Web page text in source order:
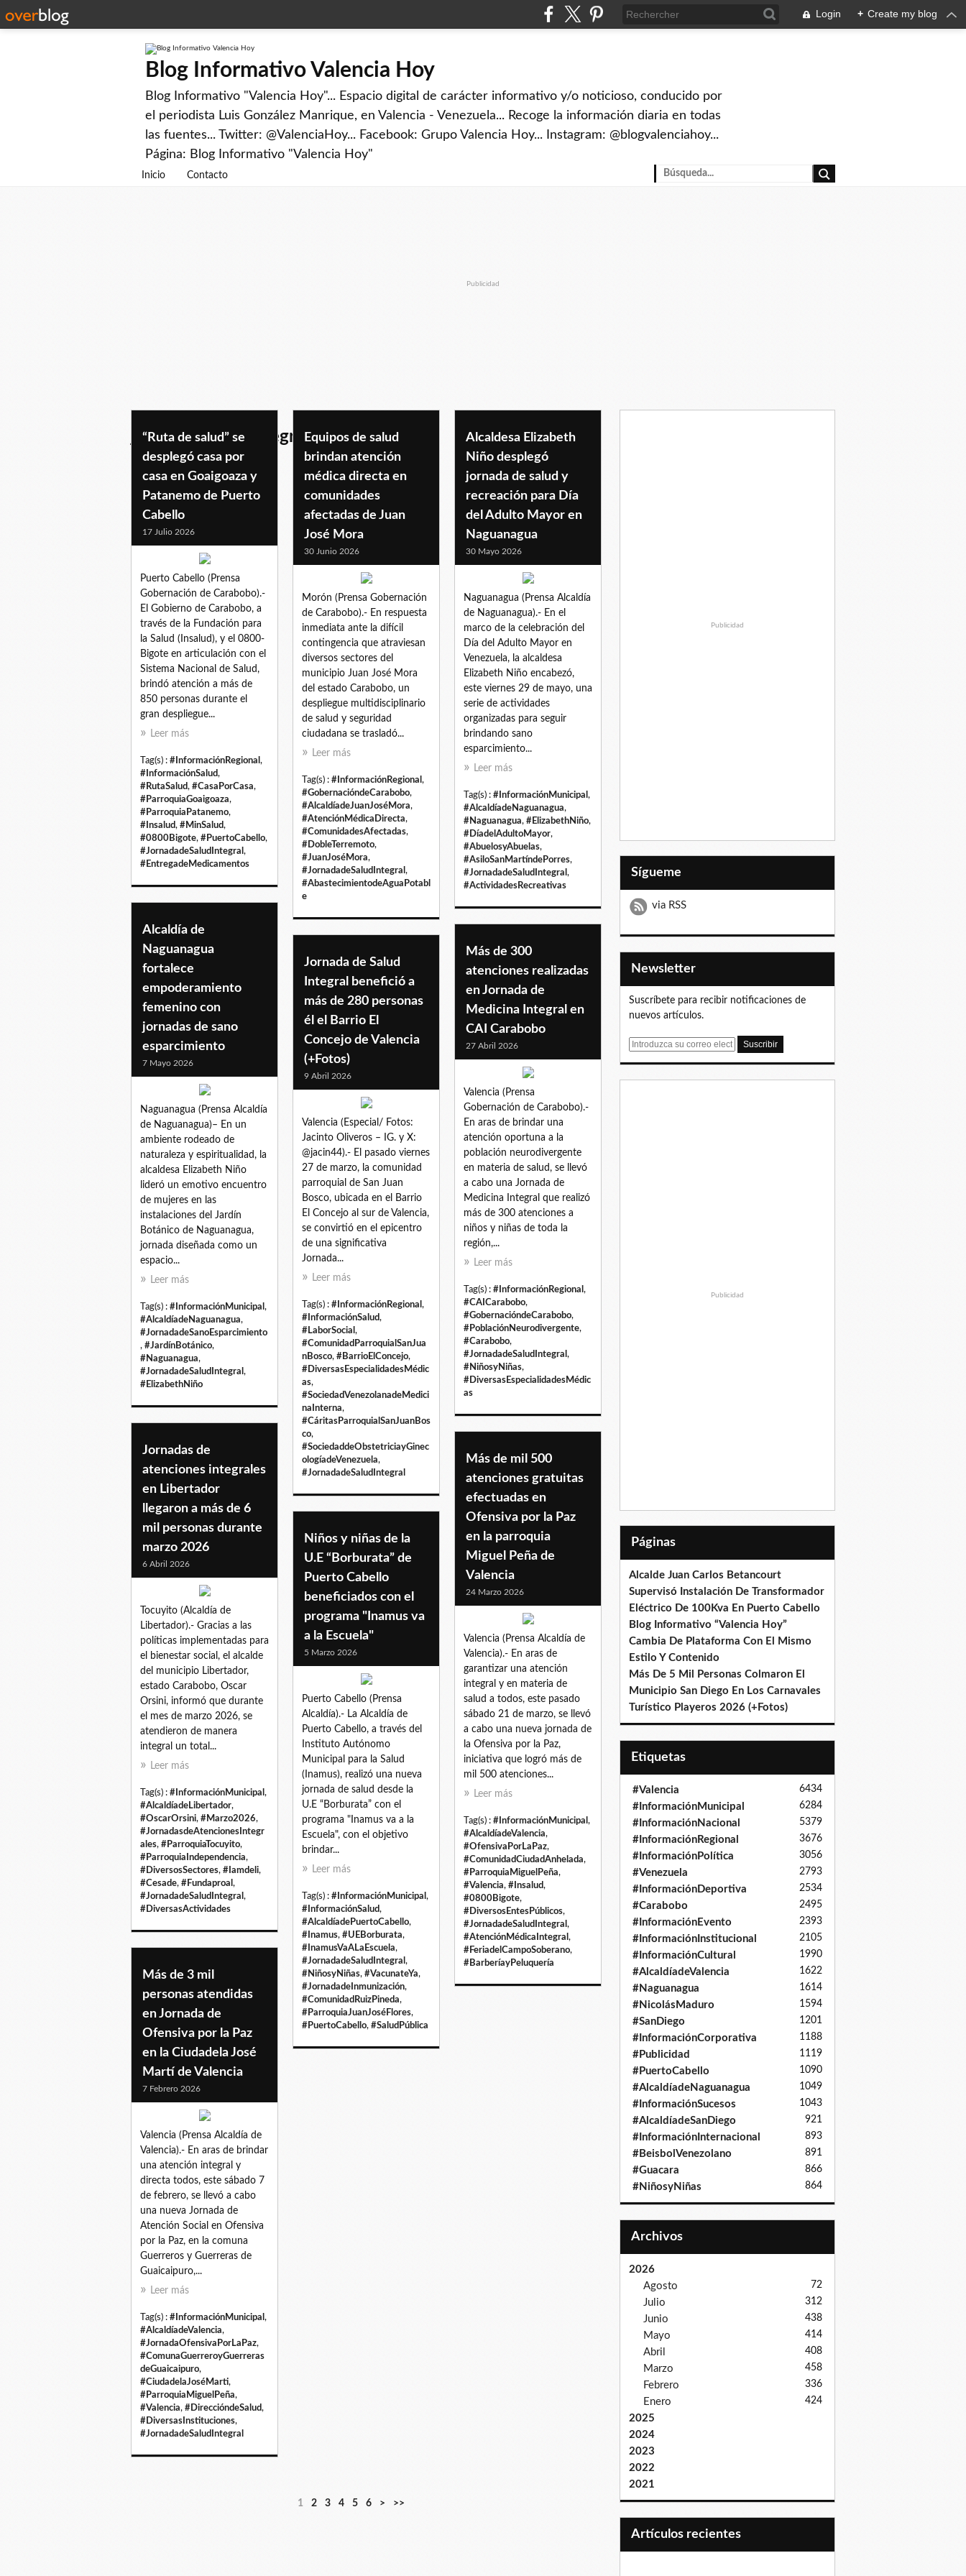
Login + Create my blog
Blog Informativo Valencia Hoy
Blog Informativo "Valencia Hoy"... Espacio digital de carácter informativo y/o noticioso, conducido por
el periodista Luis González Manrique, en Valencia - Venezuela... Recoge la información diaria en todas
las fuentes... Twitter: @ValenciaHoy... Facebook: Grupo Valencia Hoy... Instagram: @blogvalenciahoy...
Página: Blog Informativo "Valencia Hoy"
Inicio Contacto
Publicidad
jornadadesaludintegral
“Ruta de salud” se
desplegó casa por
casa en Goaigoaza y
Patanemo de Puerto
Cabello
17 Julio 2026
Puerto Cabello (Prensa
Gobernación de Carabobo).-
El Gobierno de Carabobo, a
través de la Fundación para
la Salud (Insalud), y el 0800-
Bigote en articulación con el
Sistema Nacional de Salud,
brindó atención a más de
850 personas durante el
gran despliegue...
Leer más
Tag(s) : #InformaciónRegional ,
#InformaciónSalud,
#RutaSalud, #CasaPorCasa,
#ParroquiaGoaigoaza,
#ParroquiaPatanemo,
#Insalud, #MinSalud,
#0800Bigote, #PuertoCabello,
#JornadadeSaludIntegral ,
#EntregadeMedicamentos
Equipos de salud
brindan atención
médica directa en
comunidades
afectadas de Juan
José Mora
30 Junio 2026
Morón (Prensa Gobernación
de Carabobo).- En respuesta
inmediata ante la difícil
contingencia que atraviesan
diversos sectores del
municipio Juan José Mora
del estado Carabobo, un
despliegue multidisciplinario
de salud y seguridad
ciudadana se trasladó...
Leer más
Tag(s) : #InformaciónRegional ,
#GobernacióndeCarabobo,
#AlcaldíadeJuanJoséMora,
#AtenciónMédicaDirecta,
#ComunidadesAfectadas,
#DobleTerremoto,
#JuanJoséMora,
#JornadadeSaludIntegral ,
#AbastecimientodeAguaPotabl
e
Alcaldesa Elizabeth
Niño desplegó
jornada de salud y
recreación para Día
del Adulto Mayor en
Naguanagua
30 Mayo 2026
Naguanagua (Prensa Alcaldía
de Naguanagua).- En el
marco de la celebración del
Día del Adulto Mayor en
Venezuela, la alcaldesa
Elizabeth Niño encabezó,
este viernes 29 de mayo, una
serie de actividades
organizadas para seguir
brindando sano
esparcimiento...
Leer más
Tag(s) : #InformaciónMunicipal ,
#AlcaldíadeNaguanagua,
#Naguanagua, #ElizabethNiño,
#DíadelAdultoMayor,
#AbuelosyAbuelas,
#AsiloSanMartíndePorres,
#JornadadeSaludIntegral ,
#ActividadesRecreativas
Alcaldía de
Naguanagua
fortalece
empoderamiento
femenino con
jornadas de sano
esparcimiento
7 Mayo 2026
Naguanagua (Prensa Alcaldía
de Naguanagua)– En un
ambiente rodeado de
naturaleza y espiritualidad, la
alcaldesa Elizabeth Niño
lideró un emotivo encuentro
de mujeres en las
instalaciones del Jardín
Botánico de Naguanagua,
jornada diseñada como un
espacio...
Leer más
Tag(s) : #InformaciónMunicipal ,
#AlcaldíadeNaguanagua,
#JornadadeSanoEsparcimiento
, #JardínBotánico,
#Naguanagua,
#JornadadeSaludIntegral ,
#ElizabethNiño
Más de 300
atenciones realizadas
en Jornada de
Medicina Integral en
CAI Carabobo
27 Abril 2026
Valencia (Prensa
Gobernación de Carabobo).-
En aras de brindar una
atención oportuna a la
población neurodivergente
en materia de salud, se llevó
a cabo una Jornada de
Medicina Integral que realizó
más de 300 atenciones a
niños y niñas de toda la
región,...
Leer más
Tag(s) : #InformaciónRegional ,
#CAICarabobo,
#GobernacióndeCarabobo,
#PoblaciónNeurodivergente,
#Carabobo,
#JornadadeSaludIntegral ,
#NiñosyNiñas,
#DiversasEspecialidadesMédic
as
Jornada de Salud
Integral benefició a
más de 280 personas
él el Barrio El
Concejo de Valencia
(+Fotos)
9 Abril 2026
Valencia (Especial/ Fotos:
Jacinto Oliveros – IG. y X:
@jacin44).- El pasado viernes
27 de marzo, la comunidad
parroquial de San Juan
Bosco, ubicada en el Barrio
El Concejo al sur de Valencia,
se convirtió en el epicentro
de una significativa
Jornada...
Leer más
Tag(s) : #InformaciónRegional ,
#InformaciónSalud,
#LaborSocial ,
#ComunidadParroquialSanJua
nBosco, #BarrioElConcejo,
#DiversasEspecialidadesMédic
as,
#SociedadVenezolanadeMedici
naInterna,
#CáritasParroquialSanJuanBos
co,
#SociedaddeObstetriciayGinec
ologíadeVenezuela,
#JornadadeSaludIntegral
Jornadas de
atenciones integrales
en Libertador
llegaron a más de 6
mil personas durante
marzo 2026
6 Abril 2026
Tocuyito (Alcaldía de
Libertador).- Gracias a las
políticas implementadas para
el bienestar social, el alcalde
del municipio Libertador,
estado Carabobo, Oscar
Orsini, informó que durante
el mes de marzo 2026, se
atendieron de manera
integral un total...
Leer más
Tag(s) : #InformaciónMunicipal ,
#AlcaldíadeLibertador,
#OscarOrsini, #Marzo2026,
#JornadasdeAtencionesIntegr
ales, #ParroquiaTocuyito,
#ParroquiaIndependencia,
#DiversosSectores, #Iamdeli,
#Cesade, #Fundaproal ,
#JornadadeSaludIntegral ,
#DiversasActividades
Más de mil 500
atenciones gratuitas
efectuadas en
Ofensiva por la Paz
en la parroquia
Miguel Peña de
Valencia
24 Marzo 2026
Valencia (Prensa Alcaldía de
Valencia).- En aras de
garantizar una atención
integral y en materia de
salud a todos, este pasado
sábado 21 de marzo, se llevó
a cabo una nueva jornada de
la Ofensiva por la Paz,
iniciativa que logró más de
mil 500 atenciones...
Leer más
Tag(s) : #InformaciónMunicipal ,
#AlcaldíadeValencia,
#OfensivaPorLaPaz,
#ComunidadCiudadAnhelada,
#ParroquiaMiguelPeña,
#Valencia, #Insalud,
#0800Bigote,
#DiversosEntesPúblicos,
#JornadadeSaludIntegral ,
#AtenciónMédicaIntegral ,
#FeriadelCampoSoberano,
#BarberíayPeluquería
Niños y niñas de la
U.E “Borburata” de
Puerto Cabello
beneficiados con el
programa "Inamus va
a la Escuela"
5 Marzo 2026
Puerto Cabello (Prensa
Alcaldía).- La Alcaldía de
Puerto Cabello, a través del
Instituto Autónomo
Municipal para la Salud
(Inamus), realizó una nueva
jornada de salud desde la
U.E “Borburata” con el
programa "Inamus va a la
Escuela", con el objetivo
brindar...
Leer más
Tag(s) : #InformaciónMunicipal ,
#InformaciónSalud,
#AlcaldíadePuertoCabello,
#Inamus, #UEBorburata,
#InamusVaALaEscuela,
#JornadadeSaludIntegral ,
#NiñosyNiñas, #VacunateYa,
#JornadadeInmunización,
#ComunidadRuizPineda,
#ParroquiaJuanJoséFlores,
#PuertoCabello, #SaludPública
Más de 3 mil
personas atendidas
en Jornada de
Ofensiva por la Paz
en la Ciudadela José
Martí de Valencia
7 Febrero 2026
Valencia (Prensa Alcaldía de
Valencia).- En aras de brindar
una atención integral y
directa todos, este sábado 7
de febrero, se llevó a cabo
una nueva Jornada de
Atención Social en Ofensiva
por la Paz, en la comuna
Guerreros y Guerreras de
Guaicaipuro,...
Leer más
Tag(s) : #InformaciónMunicipal ,
#AlcaldíadeValencia,
#JornadaOfensivaPorLaPaz,
#ComunaGuerreroyGuerreras
deGuaicaipuro,
#CiudadelaJoséMarti,
#ParroquiaMiguelPeña,
#Valencia, #DireccióndeSalud,
#DiversasInstituciones,
#JornadadeSaludIntegral
1 2 3 4 5 6 > >>
Publicidad
Sígueme
via RSS
Newsletter
Suscríbete para recibir notificaciones de
nuevos artículos.
E
Publicidad
Páginas
Alcalde Juan Carlos Betancourt
Supervisó Instalación De Transformador
Eléctrico De 100Kva En Puerto Cabello
Blog Informativo “Valencia Hoy”
Cambia De Plataforma Con El Mismo
Estilo Y Contenido
Más De 5 Mil Personas Colmaron El
Municipio San Diego En Los Carnavales
Turístico Playeros 2026 (+Fotos)
Etiquetas
#Valencia 6434
#InformaciónMunicipal 6284
#InformaciónNacional 5379
#InformaciónRegional 3676
#InformaciónPolítica 3056
#Venezuela 2793
#InformaciónDeportiva 2534
#Carabobo 2495
#InformaciónEvento 2393
#InformaciónInstitucional 2105
#InformaciónCultural 1990
#AlcaldíadeValencia 1622
#Naguanagua 1614
#NicolásMaduro 1594
#SanDiego 1201
#InformaciónCorporativa 1188
#Publicidad 1119
#PuertoCabello 1090
#AlcaldíadeNaguanagua 1049
#InformaciónSucesos 1043
#AlcaldíadeSanDiego 921
#InformaciónInternacional 893
#BeisbolVenezolano 891
#Guacara 866
#NiñosyNiñas 864
Archivos
2026
Agosto
72
Julio 312
Junio 438
Mayo 414
Abril 408
Marzo 458
Febrero 336
Enero 424
2025
2024
2023
2022
2021
Artículos recientes